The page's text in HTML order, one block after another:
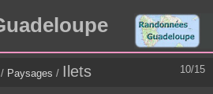
10/15
/ Paysages / Ilets